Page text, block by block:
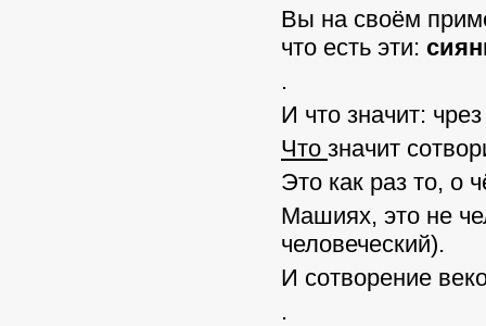
Вы на своём
что есть эти:
.
И что значит:
Что значит
Это как раз то, о
Машиях, это не
человеческий).
И сотворение
.